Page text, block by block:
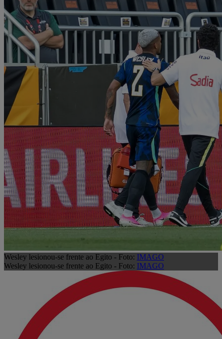
Wesley lesionou-se frente ao Egito - Foto: IMAGO
Wesley lesionou-se frente ao Egito - Foto: IMAGO